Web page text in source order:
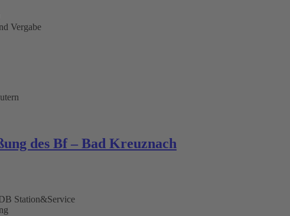
Vergabe
des Bf – Bad Kreuznach
Station&Service